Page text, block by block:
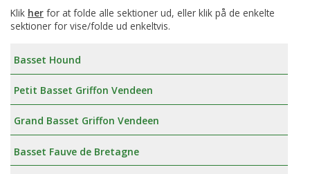
Klik her for at folde alle sektioner ud, eller klik på de enkelte
sektioner for vise/folde ud enkeltvis.
Basset Hound
Petit Basset Griffon Vendeen
Grand Basset Griffon Vendeen
Basset Fauve de Bretagne